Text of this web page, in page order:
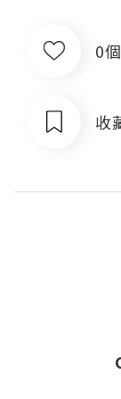
0
收